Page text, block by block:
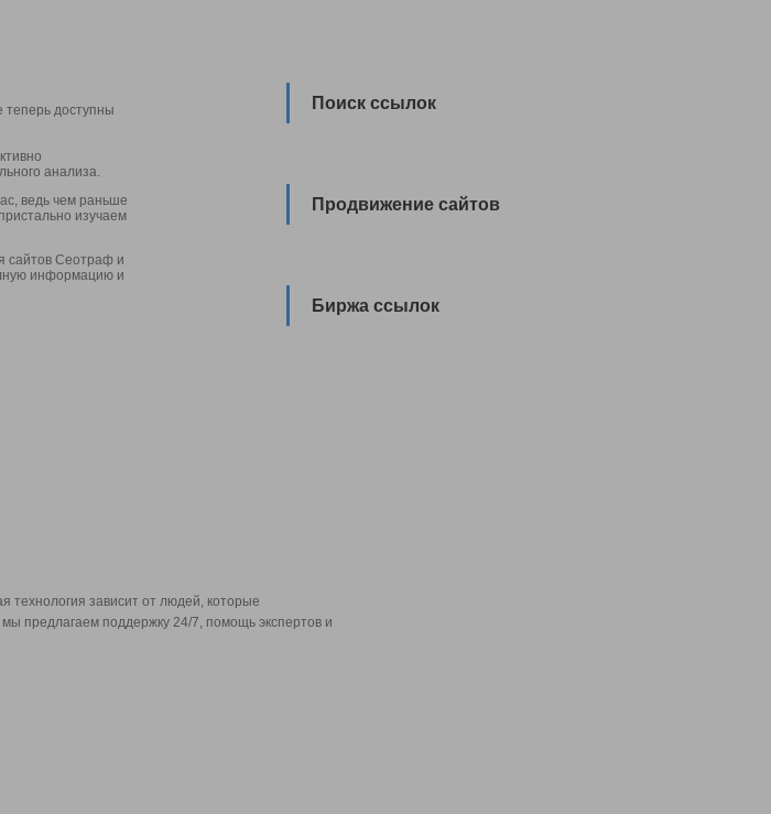
доступны
анализа.
ведь чем раньше
изучаем
сайтов Сеотраф и
информацию и
Поиск ссылок
Продвижение сайтов
Биржа ссылок
технология зависит от людей, которые
предлагаем поддержку 24/7, помощь экспертов и